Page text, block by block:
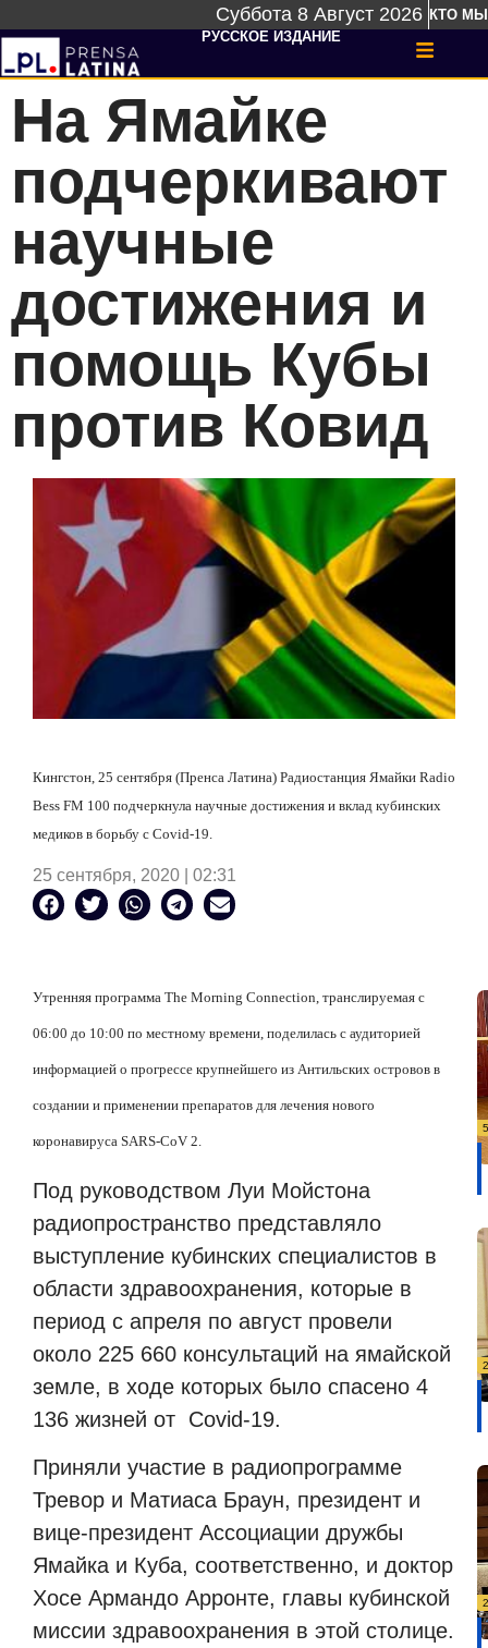
Суббота 8 Август 2026 КТО МЫ
РУССКОЕ ИЗДАНИЕ
На Ямайке
подчеркивают
научные
достижения и
помощь Кубы
против Ковид
Кингстон, 25 сентября (Пренса Латина) Радиостанция Ямайки Radio
Bess FM 100 подчеркнула научные достижения и вклад кубинских
медиков в борьбу с Covid-19.
25 сентября, 2020 | 02:31
Утренняя программа The Morning Connection, транслируемая с
06:00 до 10:00 по местному времени, поделилась с аудиторией
информацией о прогрессе крупнейшего из Антильских островов в
создании и применении препаратов для лечения нового
коронавируса SARS-CoV 2.
Под руководством Луи Мойстона
радиопространство представляло
выступление кубинских специалистов в
области здравоохранения, которые в
период с апреля по август провели
около 225 660 консультаций на ямайской
земле, в ходе которых было спасено 4
136 жизней от Covid-19.
Приняли участие в радиопрограмме
Тревор и Матиаса Браун, президент и
вице-президент Ассоциации дружбы
Ямайка и Куба, соответственно, и доктор
Хосе Армандо Арронте, главы кубинской
миссии здравоохранения в этой столице.